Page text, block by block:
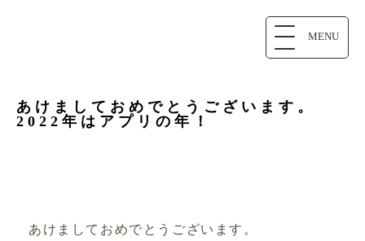
MENU
あけましておめでとうございます。
2022年はアプリの年！
あけましておめでとうございます。